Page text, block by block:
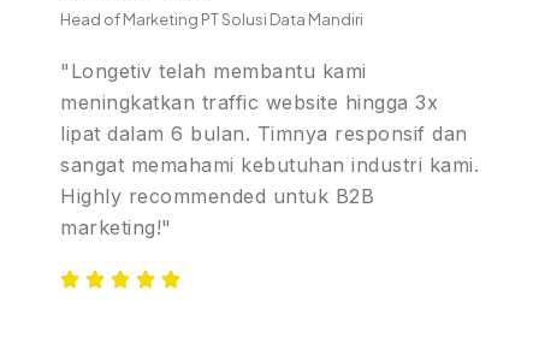
Head of Marketing PT Solusi Data Mandiri
"Longetiv telah membantu kami
meningkatkan traffic website hingga 3x
lipat dalam 6 bulan. Timnya responsif dan
sangat memahami kebutuhan industri kami.
Highly recommended untuk B2B
marketing!"